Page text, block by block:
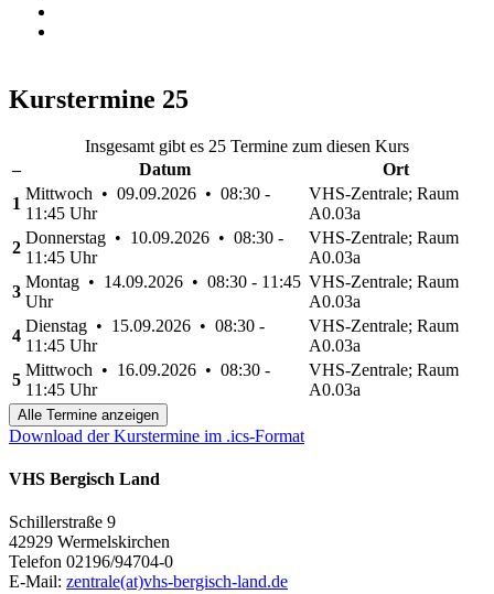
Kurstermine 25
Insgesamt gibt es 25 Termine zum diesen Kurs
–
Datum
Ort
1
Mittwoch • 09.09.2026 • 08:30 -
11:45 Uhr
VHS-Zentrale; Raum
A0.03a
2
Donnerstag • 10.09.2026 • 08:30 -
11:45 Uhr
VHS-Zentrale; Raum
A0.03a
3
Montag • 14.09.2026 • 08:30 - 11:45
Uhr
VHS-Zentrale; Raum
A0.03a
4
Dienstag • 15.09.2026 • 08:30 -
11:45 Uhr
VHS-Zentrale; Raum
A0.03a
5
Mittwoch • 16.09.2026 • 08:30 -
11:45 Uhr
VHS-Zentrale; Raum
A0.03a
Alle Termine anzeigen
Download der Kurstermine im .ics-Format
VHS Bergisch Land
Schillerstraße 9
42929 Wermelskirchen
Telefon 02196/94704-0
E-Mail: zentrale(at)vhs-bergisch-land.de